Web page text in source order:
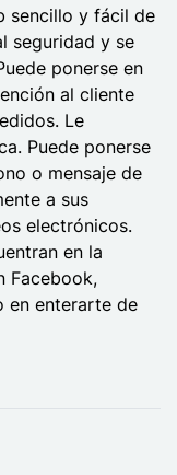
sencillo y fácil de
seguridad y se
ponerse en
al cliente
Le
Puede ponerse
o mensaje de
a sus
electrónicos.
en la
Facebook,
en enterarte de